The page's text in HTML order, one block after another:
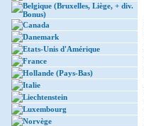
Belgique (Bruxelles, Liège, + div.
Bonus)
Canada
Danemark
Etats-Unis d'Amérique
France
Hollande (Pays-Bas)
Italie
Liechtenstein
Luxembourg
Norvège